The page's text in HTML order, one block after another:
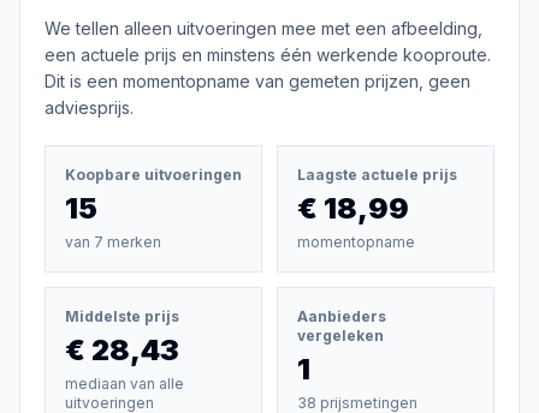
We tellen alleen uitvoeringen mee met een afbeelding,
een actuele prijs en minstens één werkende kooproute.
Dit is een momentopname van gemeten prijzen, geen
adviesprijs.
Koopbare uitvoeringen
15
van 7 merken
Laagste actuele prijs
€ 18,99
momentopname
Middelste prijs
€ 28,43
mediaan van alle
uitvoeringen
Aanbieders
vergeleken
1
38 prijsmetingen